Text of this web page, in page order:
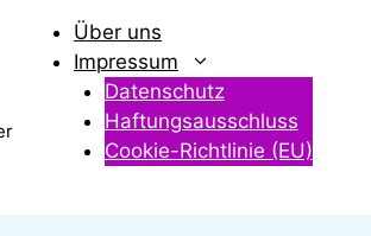
Über uns
Impressum
Datenschutz
Haftungsausschluss
Cookie-Richtlinie (EU)